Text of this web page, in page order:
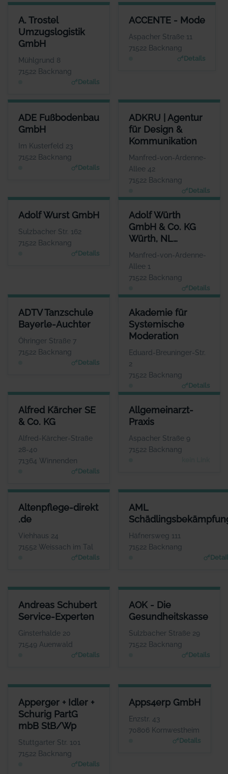
A. Trostel
Umzugslogistik
GmbH
Mühlgrund 8
71522 Backnang
Details
A. TROSTEL UMZUGSLOGISTIK GMBH
ANSPRECHPARTNER
Frau Corinna Trostel
www.trostel.eu
ACCENTE - Mode
Aspacher Straße 11
71522 Backnang
Details
ACCENTE - MODE
Frau Sigrid Göttlich
www.accente-mode.co
m
ADE Fußbodenbau
GmbH
Im Kusterfeld 23
71522 Backnang
Details
ADE FUSSBODENBAU GMBH
www.adegmbh.de
ADKRU | Agentur
für Design &
Kommunikation
Manfred-von-Ardenne-
Allee 42
71522 Backnang
Details
ADKRU | AGENTUR FÜR
Adolf Wurst GmbH
Sulzbacher Str. 162
71522 Backnang
Details
ADOLF WURST GMBH
Herr Mario Bay
www.badforumbacknan
g.de
Adolf Würth
GmbH & Co. KG
Würth, NL
Backnang
Manfred-von-Ardenne-
Allee 1
71522 Backnang
Details
ADOLF WÜRTH GMBH & CO.
ADTV Tanzschule
Bayerle-Auchter
Öhringer Straße 7
71522 Backnang
Details
ADTV TANZSCHULE BAYERLE-AUCHTER
Herr Raphael Auchter
WEBSITE
www.tanzschule-backnang.de
Akademie für
Systemische
Moderation
Eduard-Breuninger-Str.
2
71522 Backnang
Details
AKADEMIE FÜR SYSTEMISCHE
Alfred Kärcher SE
& Co. KG
Alfred-Kärcher-Straße
28-40
71364 Winnenden
Details
ALFRED KÄRCHER SE & CO. KG
Herr Hartmut Jenner
WEBSITE
www.de.kaercher.com
Allgemeinarzt-
Praxis
Aspacher Straße 9
71522 Backnang
ALLGEMEINARZT-PRAXIS
ANSPRECHPARTNER
Frau Susanne Thies-
Tenschert
Keine Website hinterlegt
Altenpflege-direkt
.de
Viehhaus 24
71552 Weissach im Tal
Details
ALTENPFLEGE-DIREKT .DE
ANSPRECHPARTNER
www.altenpflege-direkt.
de
AML
Häfnersweg 111
71522 Backnang
AML
Herr Adrian
www.aml-schaedlingsbekaem
Andreas Schubert
Service-Experten
Ginsterhalde 20
71549 Auenwald
Details
ANDREAS SCHUBERT SERVICE-EXPERTEN
Herr Andreas Schubert
WEBSITE
www.habenseite.de
AOK - Die
Gesundheitskasse
Sulzbacher Straße 29
71522 Backnang
Details
AOK - DIE
Herr Dominik
www.aok.de/bw
Apperger + Idler +
Schurig PartG
mbB StB/Wp
Stuttgarter Str. 101
71522 Backnang
Details
APPERGER + IDLER + SCHURIG PARTG MBB STB/WP
ANSPRECHPARTNER
Frau Simone Apperger-Fichtner
WEBSITE
www.apperger-idler.de
Apps4erp GmbH
Enzstr. 43
70806 Kornwestheim
Details
APPS4ERP GMBH
ANSPRECHPARTNER
Schmischke
WEBSITE
www.appsin.de